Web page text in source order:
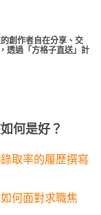
創作者自在分享、交
透過「方格子直送」計
何是好？
取率的履歷撰寫
何面對求職焦